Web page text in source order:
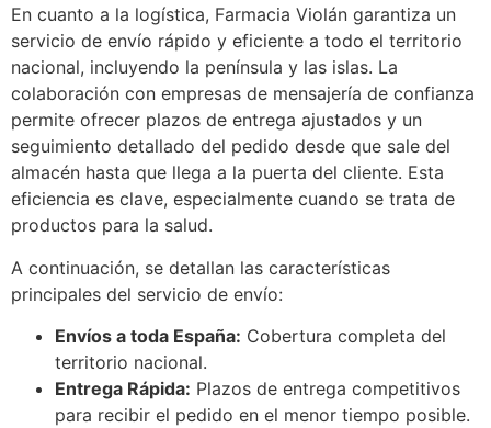
En cuanto a la logística, Farmacia Violán garantiza un
servicio de envío rápido y eficiente a todo el territorio
nacional, incluyendo la península y las islas. La
colaboración con empresas de mensajería de confianza
permite ofrecer plazos de entrega ajustados y un
seguimiento detallado del pedido desde que sale del
almacén hasta que llega a la puerta del cliente. Esta
eficiencia es clave, especialmente cuando se trata de
productos para la salud.
A continuación, se detallan las características
principales del servicio de envío:
Envíos a toda España: Cobertura completa del
territorio nacional.
Entrega Rápida: Plazos de entrega competitivos
para recibir el pedido en el menor tiempo posible.